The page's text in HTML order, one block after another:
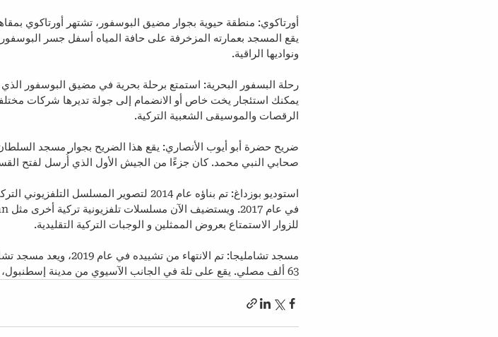
أورتاكوي: منطقة حيوية بجوار مضيق البوسفور، تشتهر أورتاكوي
يقع المسجد بعمارته المزخرفة على حافة المياه أسفل جسر
ونواديها الراقية.
رحلة البسفور البحرية: استمتع برحلة بحرية في مضيق البوسفور
يمكنك استئجار يخت خاص أو الانضمام إلى جولة تديرها شركات
الرقصات والموسيقى الشعبية التركية.
ضريح حضرة أبو أيوب الأنصاري: يقع هذا الضريح بجوار مسجد السلطان
صحابي النبي محمد. كان جزءًا من الجيش الأول الذي أُرسل لفتح
للزوار الاستمتاع بعروض الممثلين و الوجبات التركية التقليدية.
مسجد تشامليجا: تم
63 ألف مصلي. يقع على تلة في الجانب الآسيوي من مدينة إسطنبول، ويمكن رؤيته من جميع أنحاء المدينة.